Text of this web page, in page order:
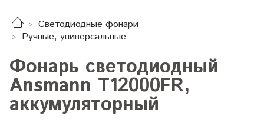
Светодиодные фонари
Ручные, универсальные
Фонарь светодиодный
Ansmann T12000FR,
аккумуляторный